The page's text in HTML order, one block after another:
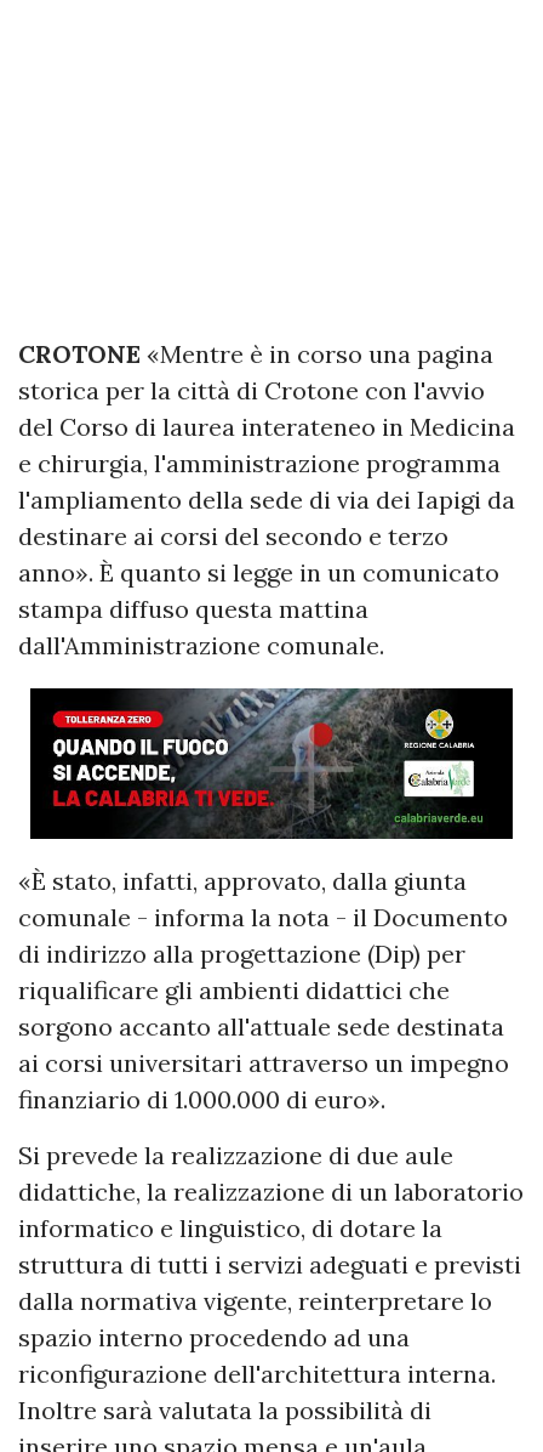
CROTONE «Mentre è in corso una pagina
storica per la città di Crotone con l'avvio
del Corso di laurea interateneo in Medicina
e chirurgia, l'amministrazione programma
l'ampliamento della sede di via dei Iapigi da
destinare ai corsi del secondo e terzo
anno». È quanto si legge in un comunicato
stampa diffuso questa mattina
dall'Amministrazione comunale.
«È stato, infatti, approvato, dalla giunta
comunale - informa la nota - il Documento
di indirizzo alla progettazione (Dip) per
riqualificare gli ambienti didattici che
sorgono accanto all'attuale sede destinata
ai corsi universitari attraverso un impegno
finanziario di 1.000.000 di euro».
Si prevede la realizzazione di due aule
didattiche, la realizzazione di un laboratorio
informatico e linguistico, di dotare la
struttura di tutti i servizi adeguati e previsti
dalla normativa vigente, reinterpretare lo
spazio interno procedendo ad una
riconfigurazione dell'architettura interna.
Inoltre sarà valutata la possibilità di